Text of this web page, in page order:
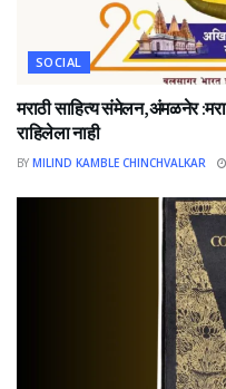
SOCIAL
मराठी साहित्य संमेलन,अंमळनेर
राहिलेला नाही
BY MILIND KAMBLE CHINCHVALKAR